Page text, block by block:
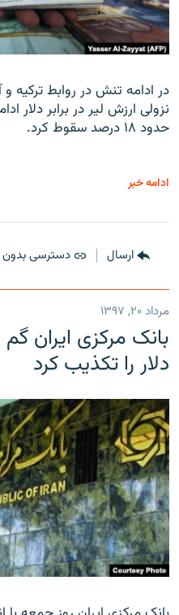
در ادامه تنش در روابط ترکیه و
نزولی ارزش لیر در برابر دلار
حدود ۱۸ درصد سقوط کرد.
ادامه خبر
ارسال دسترسی بدون
مرداد ۲۰, ۱۳۹۷
دلار را تکذیب کرد